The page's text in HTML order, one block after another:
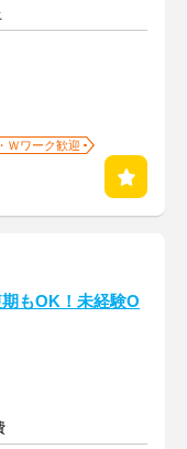
Ｗワーク歓迎
期もOK！未経験O